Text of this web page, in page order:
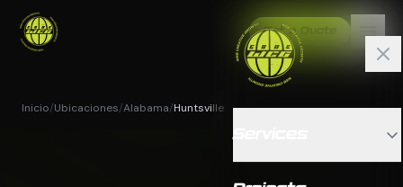
Get a Quote
Inicio/Ubicaciones/Alabama/Huntsville